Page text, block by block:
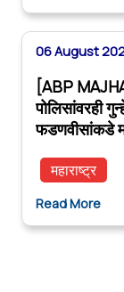
06 August
[ABP
पोलिसांवरही
फडणवीसांकडे
महाराष्ट्र
Read More